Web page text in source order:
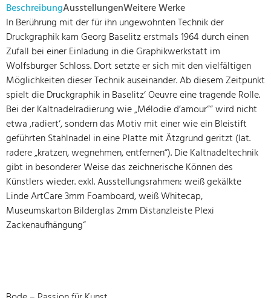
BeschreibungAusstellungenWeitere Werke
In Berührung mit der für ihn ungewohnten Technik der
Druckgraphik kam Georg Baselitz erstmals 1964 durch einen
Zufall bei einer Einladung in die Graphikwerkstatt im
Wolfsburger Schloss. Dort setzte er sich mit den vielfältigen
Möglichkeiten dieser Technik auseinander. Ab diesem Zeitpunkt
spielt die Druckgraphik in Baselitz‘ Oeuvre eine tragende Rolle.
Bei der Kaltnadelradierung wie „Mélodie d’amour““ wird nicht
etwa ‚radiert‘, sondern das Motiv mit einer wie ein Bleistift
geführten Stahlnadel in eine Platte mit Ätzgrund geritzt (lat.
radere „kratzen, wegnehmen, entfernen“). Die Kaltnadeltechnik
gibt in besonderer Weise das zeichnerische Können des
Künstlers wieder. exkl. Ausstellungsrahmen: weiß gekälkte
Linde ArtCare 3mm Foamboard, weiß Whitecap,
Museumskarton Bilderglas 2mm Distanzleiste Plexi
Zackenaufhängung“